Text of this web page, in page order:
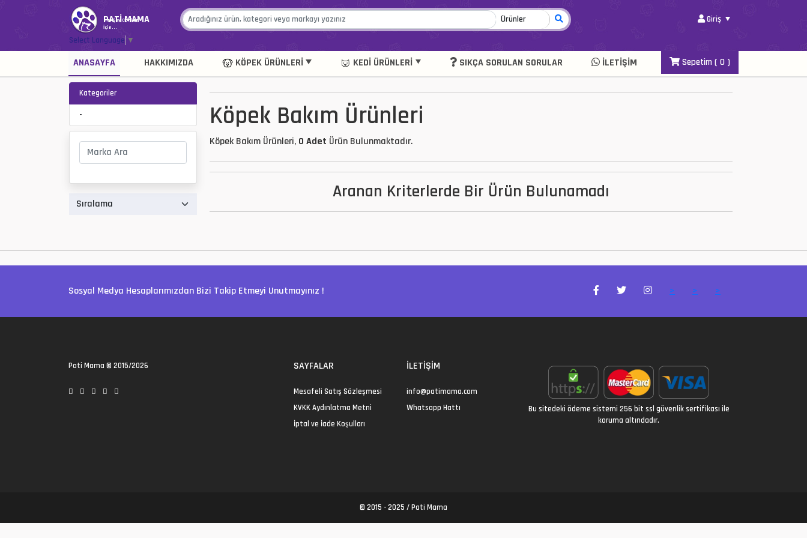
PATİ MAMA
Her Şey Canlar
İçin...
Giriş
Select Language ▼
ANASAYFA HAKKIMIZDA KÖPEK ÜRÜNLERI KEDI ÜRÜNLERI SIKÇA SORULAN SORULAR İLETIŞIM Sepetim ( 0)
Kategoriler
- Köpek Bakım Ürünleri
Köpek Bakım Ürünleri, 0 Adet Ürün Bulunmaktadır.
Aranan Kriterlerde Bir Ürün Bulunamadı
Sosyal Medya Hesaplarımızdan Bizi Takip Etmeyi Unutmayınız ! > > >
Pati Mama © 2015/2026 SAYFALAR
Mesafeli Satış Sözleşmesi
KVKK Aydınlatma Metni
İptal ve İade Koşulları
İLETIŞIM
info@patimama.com
Whatsapp Hattı
Bu sitedeki ödeme sistemi 256 bit ssl güvenlik sertifikası ile
koruma altındadır.
© 2015 - 2025 /Pati Mama